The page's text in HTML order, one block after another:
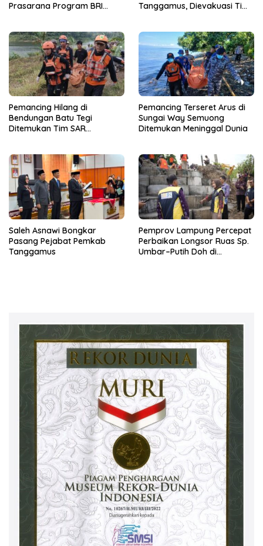
Prasarana Program BRI
LAZDAI
Tanggamus, Dievakuasi Tim
Pemancing Hilang di
Bendungan Batu Tegi
Ditemukan Tim SAR
Pemancing Terseret Arus di
Sungai Way Semuong
Ditemukan Meninggal Dunia
Saleh Asnawi Bongkar
Pasang Pejabat Pemkab
Tanggamus
Pemprov Lampung Percepat
Perbaikan Longsor Ruas Sp.
Umbar–Putih Doh di